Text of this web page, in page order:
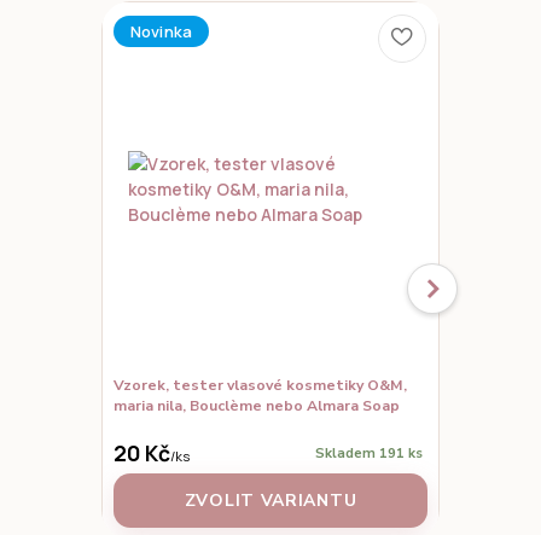
Novinka
Vzorek, tester vlasové kosmetiky O&M,
maria nila, Bouclème nebo Almara Soap
20 Kč/ks Skladem 191 ks
ZVOLIT VARIANTU